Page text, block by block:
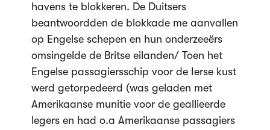
havens te blokkeren. De Duitsers
beantwoordden de blokkade me aanvallen
op Engelse schepen en hun onderzeeërs
omsingelde de Britse eilanden/ Toen het
Engelse passagiersschip voor de Ierse kust
werd getorpedeerd (was geladen met
Amerikaanse munitie voor de geallieerde
legers en had o.a Amerikaanse passagiers